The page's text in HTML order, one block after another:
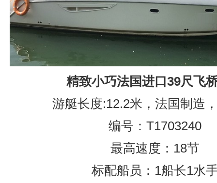
精致小巧法国进口39尺飞
游艇长度:12.2米，法国制造
编号：T1703240
最高速度：18节
标配船员：1船长1水